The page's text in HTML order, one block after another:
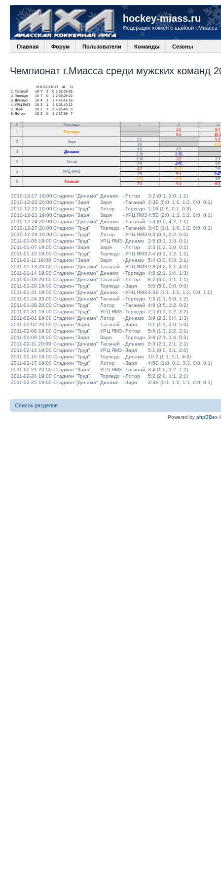
hockey-miass.ru
Федерация хоккея с шайбой г.Миасса
Главная Форум Пользователи Команды Сезоны
Чемпионат г.Миасса среди мужских команд
И В ВО ПО П
О
1.
Таганай 10 7 2 0 1 62-29 25
2. Торпедо 10 7 0 1 2 59-29 22
3.
Динамо 10 4 1 1 4 41-45 15
4. УРЦ ЯМЗ 10 3 1 1 5 35-40 12
5. Заря 10 1 2 2 5 26-48
9
6. Лотор 10 2 0 1 7 27-59 7
# Команда 1 2
3
1
Торпедо
5:0
8:4
8:3
10:2
2
Заря
0:5
5:4
3:8
3:2Б
3
Динамо
4:8 4:5
2:10
2:3Б
4
Лотор
1:10 3:2
2:3
2:5
4:5Б
3:9
5
УРЦ ЯМЗ
4:2 5:4Б
2:5
2:5
5:1
3:4Б
6
Таганай
4:3Б 3:2Б
3:5
7:3
9:1 6:3
2010-12-17 19:00Стадион "Динамо" Динамо - Лотор
3:2 (0:1, 2:0, 1:1)
2010-12-20 20:00Стадион "Заря" Заря -Таганай
2:3Б (0:0, 1:0, 1:2, 0:0, 0:1)
2010-12-22 19:00Стадион "Труд" Лотор -Торпедо
1:10 (1:6, 0:1, 0:3)
2010-12-23 19:00Стадион "Заря" Заря -УРЦ ЯМЗ4:5Б (2:0, 1:2, 1:2, 0:0, 0:1)
2010-12-24 20:00Стадион "Динамо" Динамо -Таганай
5:3 (0:0, 4:2, 1:1)
2010-12-27 20:00Стадион "Труд" Торпедо -Таганай
3:4Б (1:1, 1:0, 1:2, 0:0, 0:1)
2010-12-29 19:00Стадион "Труд" Лотор -УРЦ ЯМЗ0:3 (0:1, 0:2, 0:0)
2011-01-05 19:00 Стадион "Труд" УРЦ ЯМЗ- Динамо
2:5 (0:1, 1:3, 0:1)
2011-01-07 19:00 Стадион "Заря" Заря - Лотор
2:3 (1:2, 1:0, 0:1)
2011-01-10 19:00 Стадион "Труд" Торпедо -УРЦ ЯМЗ2:4 (0:1, 1:2, 1:1)
2011-01-11 19:00 Стадион "Заря" Заря - Динамо
5:4 (3:0, 0:3, 2:1)
2011-01-13 20:00 Стадион "Динамо" Таганай -УРЦ ЯМЗ9:3 (3:2, 2:1, 4:0)
2011-01-14 19:00 Стадион "Динамо" Динамо -Торпедо
4:8 (2:1, 1:4, 1:3)
2011-01-18 20:00 Стадион "Динамо" Таганай - Лотор
8:2 (6:0, 1:1, 1:1)
2011-01-20 19:00 Стадион "Труд" Торпедо -Заря
5:0 (5:0, 0:0, 0:0)
2011-01-21 19:00 Стадион "Динамо" Динамо -УРЦ ЯМЗ4:3Б (1:1, 1:0, 1:2, 0:0, 1:0)
2011-01-24 20:00 Стадион "Динамо" Таганай -Торпедо
7:3 (1:1, 5:0, 1:2)
2011-01-28 20:00 Стадион "Труд" Лотор -Таганай
4:9 (3:5, 1:2, 0:2)
2011-01-31 19:00 Стадион "Труд" УРЦ ЯМЗ-Торпедо
2:5 (0:1, 0:2, 2:2)
2011-02-01 19:00 Стадион "Динамо" Лотор - Динамо
3:9 (2:2, 0:4, 1:3)
2011-02-02 20:00 Стадион "Заря" Таганай -Заря
9:1 (1:1, 3:0, 5:0)
2011-02-08 19:00 Стадион "Труд" УРЦ ЯМЗ- Лотор
5:6 (1:3, 2:2, 2:1)
2011-02-09 19:00 Стадион "Заря" Заря -Торпедо
3:8 (2:1, 1:4, 0:3)
2011-02-11 20:00 Стадион "Динамо" Таганай - Динамо
6:3 (2:1, 2:1, 2:1)
2011-02-14 19:00 Стадион "Труд" УРЦ ЯМЗ-Заря
5:1 (0:0, 3:1, 2:0)
2011-02-16 19:00 Стадион "Труд" Торпедо - Динамо
10:2 (1:1, 5:1, 4:0)
2011-02-17 19:00 Стадион "Труд" Лотор -Заря
4:5Б (1:0, 0:1, 3:3, 0:0, 0:1)
2011-02-21 20:00 Стадион "Заря" УРЦ ЯМЗ-Таганай
3:4 (1:0, 1:2, 1:2)
2011-02-24 19:00 Стадион "Труд" Торпедо - Лотор
5:2 (2:0, 1:1, 2:1)
2011-02-25 19:00 Стадион "Динамо" Динамо -Заря 2:3Б (0:1, 1:0, 1:1, 0:0, 0:1)
Список разделов
Powered by phpBBex